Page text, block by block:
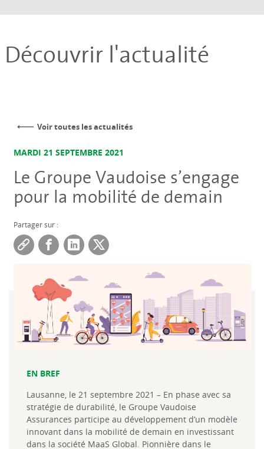
Découvrir l'actualité
Voir toutes les actualités
MARDI 21 SEPTEMBRE 2021
Le Groupe Vaudoise s’engage
pour la mobilité de demain
Partager sur :
EN BREF
Lausanne, le 21 septembre 2021 – En phase avec sa
stratégie de durabilité, le Groupe Vaudoise
Assurances participe au développement d’un modèle
innovant dans la mobilité de demain en investissant
dans la société MaaS Global. Pionnière dans le